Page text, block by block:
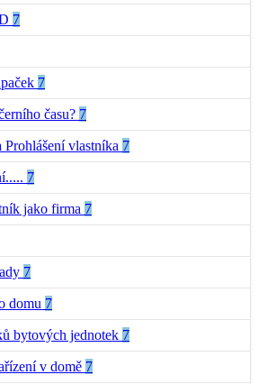
7
7
času? 7
vlastníka 7
7
jako firma 7
7
domu 7
bytových jednotek 7
v domě 7